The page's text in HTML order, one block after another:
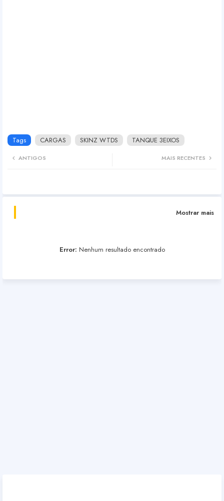
Tags CARGAS SKINZ WTDS TANQUE 3EIXOS
MAIS RECENTES
ANTIGOS
Mostrar mais
Error: Nenhum resultado encontrado